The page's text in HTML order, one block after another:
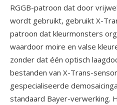
RGGB-patroon dat door
wordt gebruikt, gebruikt X-
patroon dat kleurmonsters
waardoor moire en valse
zonder dat één optisch
bestanden van X-Trans-
gespecialiseerde
standaard Bayer-verwerking.